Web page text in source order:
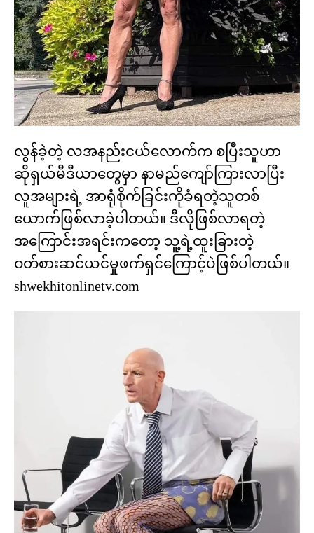
လွန်ခဲ့တဲ့ လအနည်းငယ်လောက်က စပြီးသူဟာ
ဆိုရှယ်မီဒီယာတွေမှာ နာမည်ကျော်ကြားလာပြီး
လူအများရဲ့ အာရုံစိုက်ခြင်းကိုခံရတဲ့သူတစ်
ယောက်ဖြစ်လာခဲ့ပါတယ်။ ဒီလိုဖြစ်လာရတဲ့
အကြောင်းအရင်းကတော့ သူ့ရဲ့ထူးခြားတဲ့
ဝတ်စားဆင်ယင်မှုဖက်ရှင်ကြောင့်ပဲဖြစ်ပါတယ်။
shwekhitonlinetv.com